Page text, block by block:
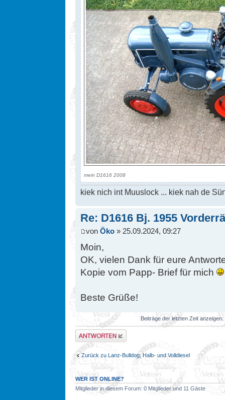
mein D1616 2008
kiek nich int Muuslock ... kiek nah de
Re: D1616 Bj. 1955
von Öko » 25.09.2024, 09:27
Moin,
OK, vielen Dank für eure
Kopie vom Papp- Brief für mich
Beste Grüße!
Beiträge der letzten Zeit anzeigen:
Antwort erstellen
Zurück zu Lanz-Bulldog, Halb- und Volldiesel
WER IST ONLINE?
Mitglieder in diesem Forum: 0 Mitglieder und 11 Gäste